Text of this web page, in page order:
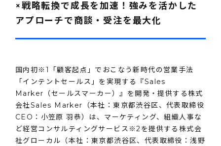
×戦略転換で成長を加速！強みを活かした
アプローチで商談・受注を最大化
国内初※1「顧客起点」でおこなう新時代の営業手法
「インテントセールス」を実現する『Sales
Marker（セールスマーカー）』を開発・提供する株式
会社Sales Marker（本社：東京都渋谷区、代表取締役
CEO：小笠原 羽恭）は、マーケティング、組織人事な
ど経営コンサルティングサービス※2を提供する株式会
社グローカル（本社：東京都渋谷区、代表取締役：浅野